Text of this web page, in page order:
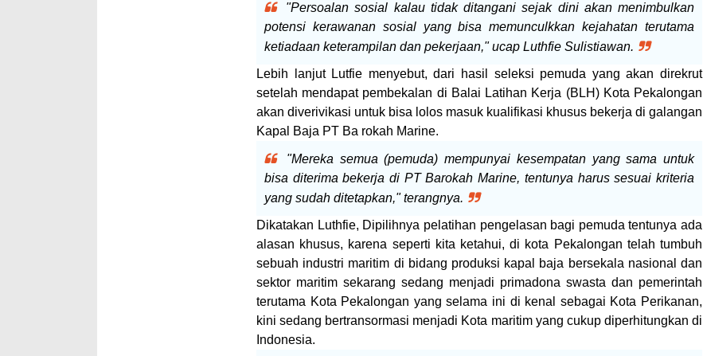
"Persoalan sosial kalau tidak ditangani sejak dini akan menimbulkan
potensi kerawanan sosial yang bisa memunculkkan kejahatan terutama
ketiadaan keterampilan dan pekerjaan," ucap Luthfie Sulistiawan.
Lebih lanjut Lutfie menyebut, dari hasil seleksi pemuda yang akan direkrut
setelah mendapat pembekalan di Balai Latihan Kerja (BLH) Kota Pekalongan
akan diverivikasi untuk bisa lolos masuk kualifikasi khusus bekerja di galangan
Kapal Baja PT Ba rokah Marine.
"Mereka semua (pemuda) mempunyai kesempatan yang sama untuk
bisa diterima bekerja di PT Barokah Marine, tentunya harus sesuai kriteria
yang sudah ditetapkan," terangnya.
Dikatakan Luthfie, Dipilihnya pelatihan pengelasan bagi pemuda tentunya ada
alasan khusus, karena seperti kita ketahui, di kota Pekalongan telah tumbuh
sebuah industri maritim di bidang produksi kapal baja bersekala nasional dan
sektor maritim sekarang sedang menjadi primadona swasta dan pemerintah
terutama Kota Pekalongan yang selama ini di kenal sebagai Kota Perikanan,
kini sedang bertransormasi menjadi Kota maritim yang cukup diperhitungkan di
Indonesia.